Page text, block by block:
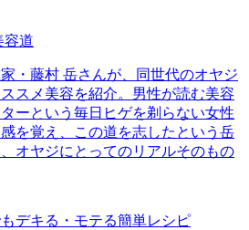
容道
・藤村 岳さんが、同世代のオヤジ
スメ美容を紹介。男性が読む美容
ーという毎日ヒゲを剃らない女性
を覚え、この道を志したという岳
オヤジにとってのリアルそのもの
デキる・モテる簡単レシピ